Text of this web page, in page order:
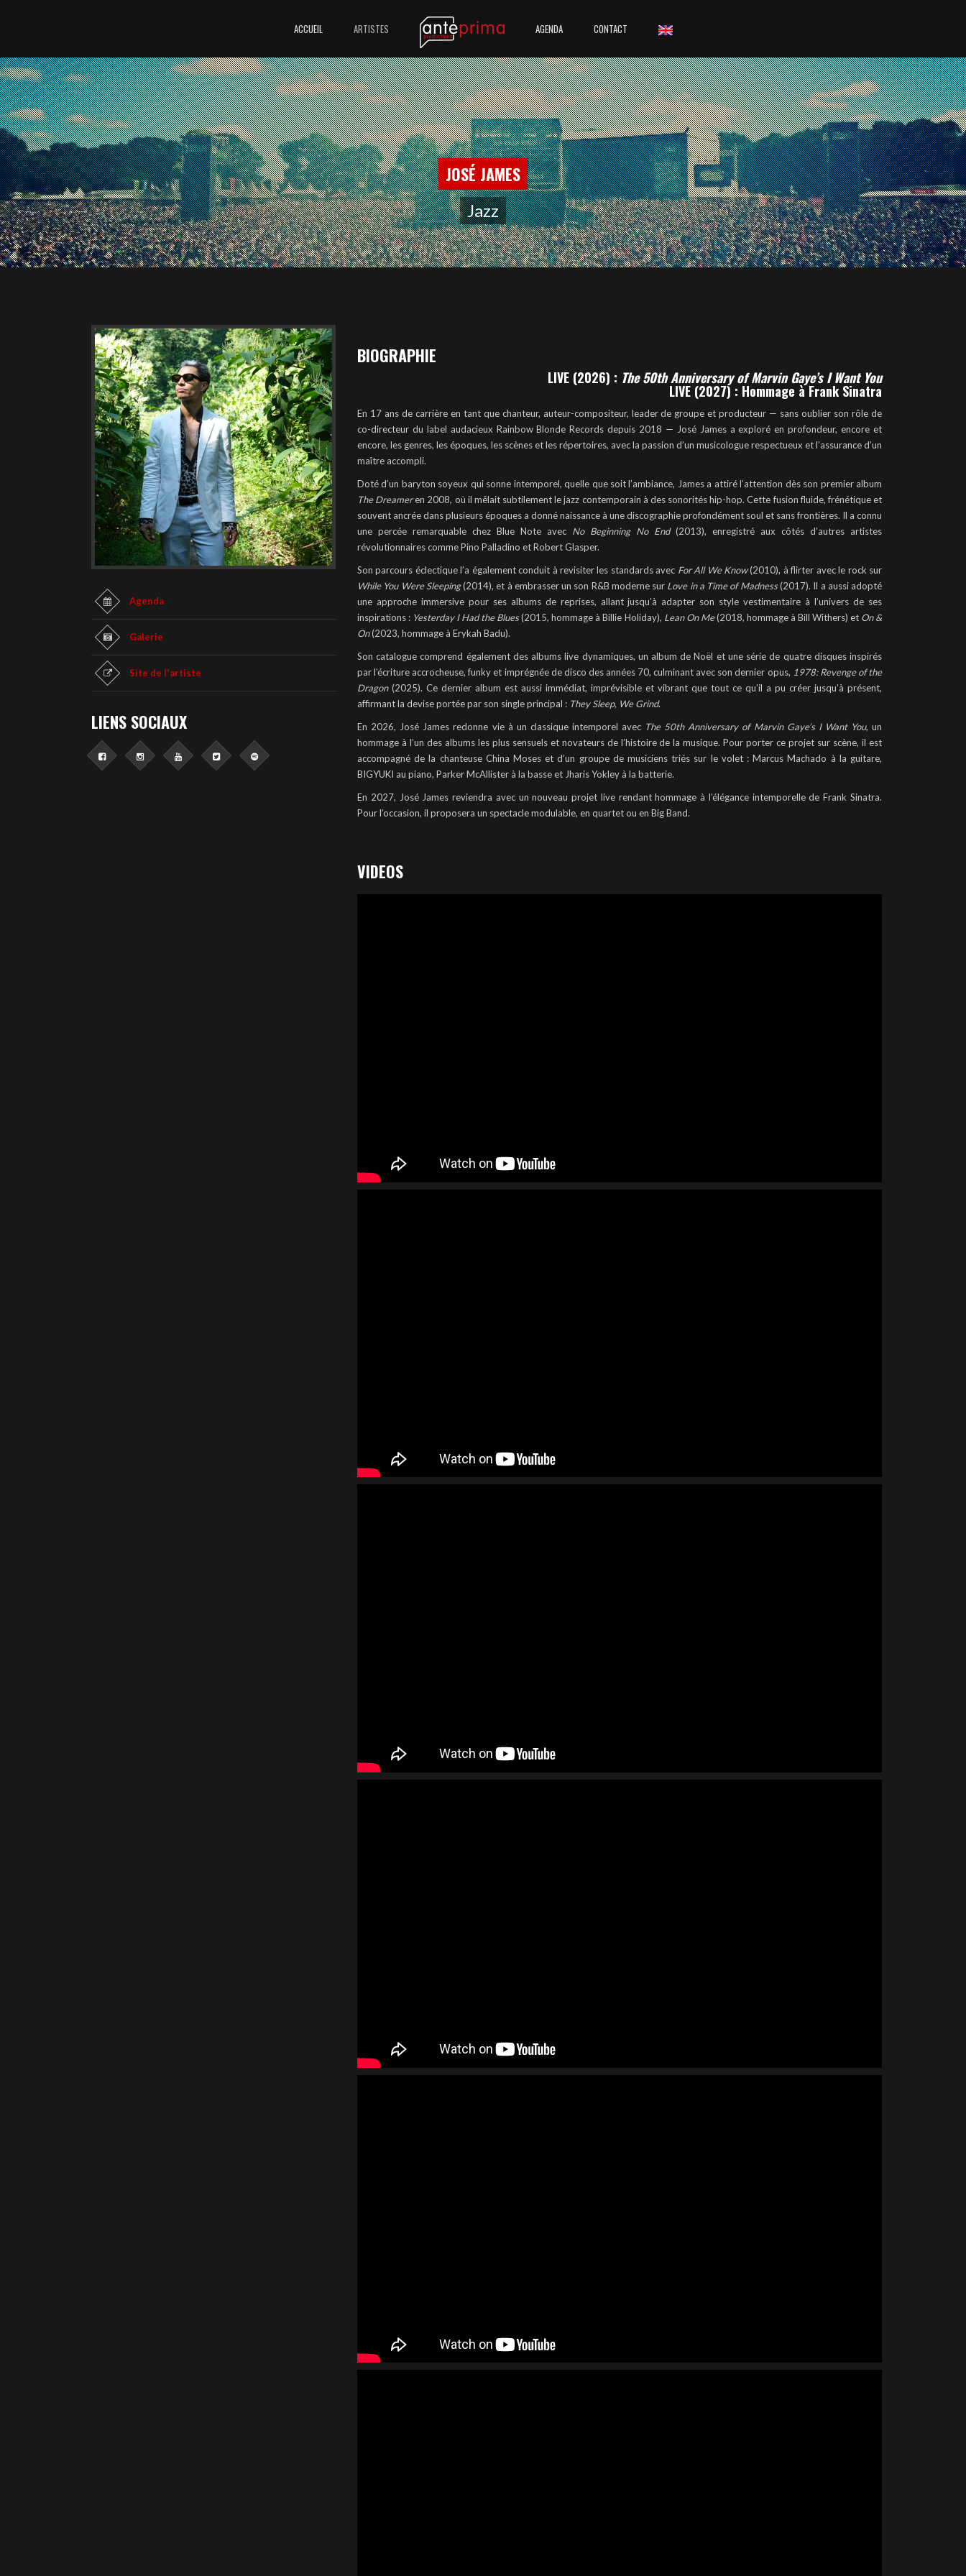
ACCUEIL ARTISTES AGENDA CONTACT
JOSÉ JAMES
Jazz
Agenda
Galerie
Site de l'artiste
LIENS SOCIAUX
BIOGRAPHIE
LIVE (2026) : The 50th Anniversary of Marvin Gaye’s I Want You
LIVE (2027) : Hommage à Frank Sinatra
En 17 ans de carrière en tant que chanteur, auteur-compositeur, leader de groupe et producteur — sans oublier son rôle de
co-directeur du label audacieux Rainbow Blonde Records depuis 2018 — José James a exploré en profondeur, encore et
encore, les genres, les époques, les scènes et les répertoires, avec la passion d’un musicologue respectueux et l’assurance d’un
maître accompli.
Doté d’un baryton soyeux qui sonne intemporel, quelle que soit l’ambiance, James a attiré l’attention dès son premier album
The Dreameren 2008, où il mêlait subtilement le jazz contemporain à des sonorités hip-hop. Cette fusion fluide, frénétique et
souvent ancrée dans plusieurs époques a donné naissance à une discographie profondément soul et sans frontières. Il a connu
une percée remarquable chez Blue Note avec No Beginning No End(2013), enregistré aux côtés d’autres artistes
révolutionnaires comme Pino Palladino et Robert Glasper.
Son parcours éclectique l’a également conduit à revisiter les standards avec For All We Know(2010), à flirter avec le rock sur
While You Were Sleeping(2014), et à embrasser un son R&B moderne sur Love in a Time of Madness(2017). Il a aussi adopté
une approche immersive pour ses albums de reprises, allant jusqu’à adapter son style vestimentaire à l’univers de ses
inspirations : Yesterday I Had the Blues(2015, hommage à Billie Holiday), Lean On Me(2018, hommage à Bill Withers) et On &
On(2023, hommage à Erykah Badu).
Son catalogue comprend également des albums live dynamiques, un album de Noël et une série de quatre disques inspirés
par l’écriture accrocheuse, funky et imprégnée de disco des années 70, culminant avec son dernier opus, 1978: Revenge of the
Dragon(2025). Ce dernier album est aussi immédiat, imprévisible et vibrant que tout ce qu’il a pu créer jusqu’à présent,
affirmant la devise portée par son single principal : They Sleep, We Grind.
En 2026, José James redonne vie à un classique intemporel avec The 50th Anniversary of Marvin Gaye’s I Want You, un
hommage à l’un des albums les plus sensuels et novateurs de l’histoire de la musique. Pour porter ce projet sur scène, il est
accompagné de la chanteuse China Moses et d’un groupe de musiciens triés sur le volet : Marcus Machado à la guitare,
BIGYUKI au piano, Parker McAllister à la basse et Jharis Yokley à la batterie.
En 2027, José James reviendra avec un nouveau projet live rendant hommage à l’élégance intemporelle de Frank Sinatra.
Pour l’occasion, il proposera un spectacle modulable, en quartet ou en Big Band.
VIDEOS